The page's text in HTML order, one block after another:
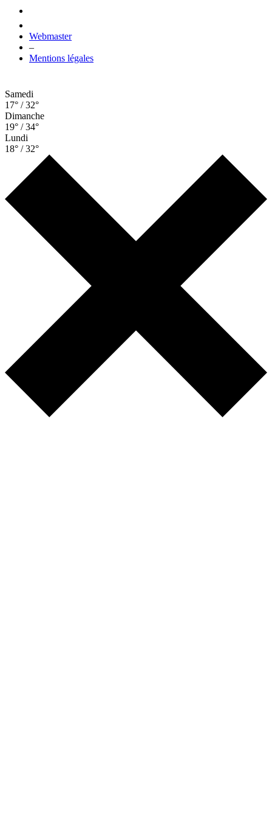
Webmaster
–
Mentions légales
Samedi
17° / 32°
Dimanche
19° / 34°
Lundi
18° / 32°